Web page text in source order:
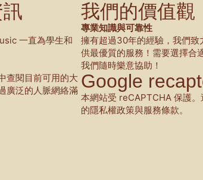
一直為學生和
查閱目前可用的大
廣泛的人脈網絡滿
我們的價值觀
專業知識與可靠性
擁有超過30年的經驗，我們致
供最優質的服務！需要選擇合
我們隨時樂意協助！
Google
本網站受 reCAPTCHA 保護
的隱私權政策與服務條款。